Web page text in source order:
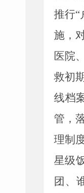
推行“
施，
医院
救初
线档
管，
理制
星级
团、